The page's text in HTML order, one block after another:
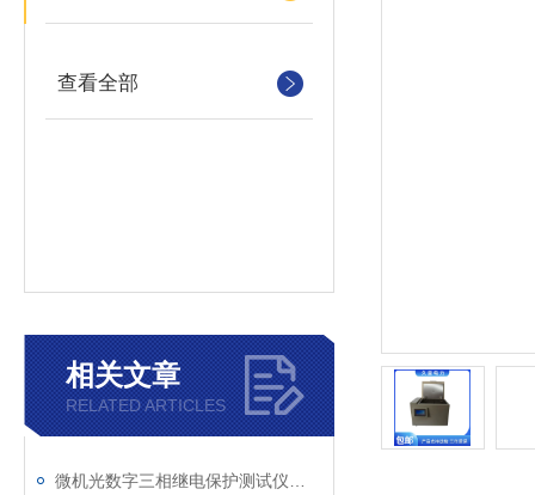
查看全部
相关文章
RELATED ARTICLES